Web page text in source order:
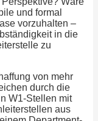
und formal
vorzuhalten –
in die
zu
von mehr
durch die
W1-Stellen mit
aus